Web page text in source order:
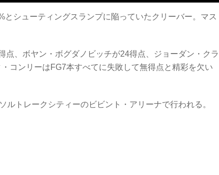
シューティングスランプに陥っていたクリーバー。マス
、ボヤン・ボグダノビッチが24得点、ジョーダン・ク
コンリーはFG7本すべてに失敗して無得点と精彩を欠い
トレークシティーのビビント・アリーナで行われる。